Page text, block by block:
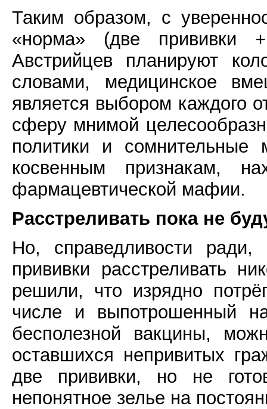
Таким образом, с
«норма» (две прививки
Австрийцев планируют
словами, медицинское
является выбором каждого
сферу мнимой
политики и сомнительные
косвенным признакам,
фармацевтической мафии.
Расстреливать пока не
Но, справедливости ради,
прививки расстреливать
решили, что изрядно
числе и выпотрошенный
бесполезной вакцины,
оставшихся непривитых
две прививки, но не
непонятное зелье на